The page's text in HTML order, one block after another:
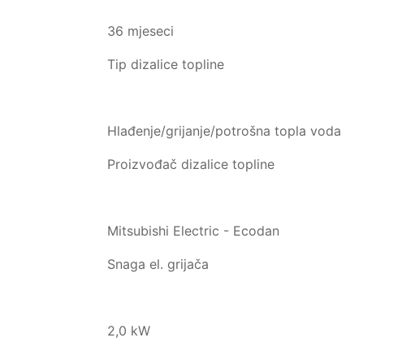
36 mjeseci
Tip dizalice topline
Hlađenje/grijanje/potrošna topla voda
Proizvođač dizalice topline
Mitsubishi Electric - Ecodan
Snaga el. grijača
2,0 kW